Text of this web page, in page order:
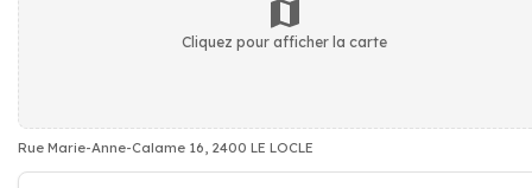
Cliquez pour afficher la carte
Rue Marie-Anne-Calame 16, 2400 LE LOCLE